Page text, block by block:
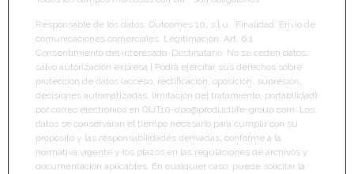
Responsable de los datos: Outcomes'10, s.l.u., Finalidad: Envío de
comunicaciones comerciales. Legitimación: Art. 6.1
Consentimiento del interesado. Destinatario: No se ceden datos,
salvo autorización expresa | Podrá ejercitar sus derechos sobre
protección de datos (acceso, rectificación, oposición, supresión,
decisiones automatizadas, limitación del tratamiento, portabilidad)
por correo electrónico en OUT10-dpo@productlife-group.com. Los
datos se conservarán el tiempo necesario para cumplir con su
propósito y las responsabilidades derivadas, conforme a la
normativa vigente y los plazos en las regulaciones de archivos y
documentación aplicables. En cualquier caso, puede solicitar la